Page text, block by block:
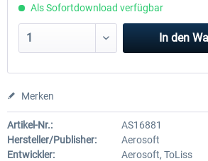
Als Sofortdownload verfügbar
In den
Merken
Artikel-Nr.:
AS16881
Hersteller/Publisher:
Aerosoft
Entwickler:
Aerosoft, ToLiss